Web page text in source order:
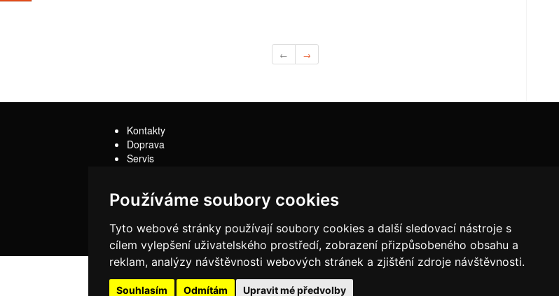
Používáme soubory cookies
Tyto webové stránky používají soubory cookies a další sledovací nástroje s
cílem vylepšení uživatelského prostředí, zobrazení přizpůsobeného obsahu a
reklam, analýzy návštěvnosti webových stránek a zjištění zdroje návštěvnosti.
Souhlasím Odmítám Upravit mé předvolby
← →
Kontakty
Doprava
Servis